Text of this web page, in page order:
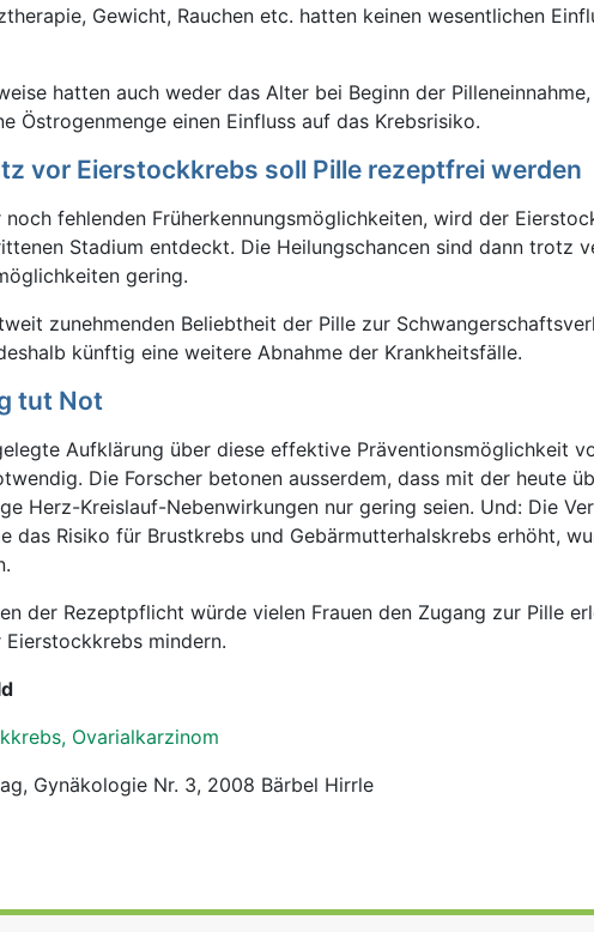
Gewicht, Rauchen etc. hatten keinen wesentlichen
hatten auch weder das Alter bei Beginn der
Östrogenmenge einen Einfluss auf das Krebsrisiko.
vor Eierstockkrebs soll Pille rezeptfrei werden
noch fehlenden Früherkennungsmöglichkeiten, wird der
Stadium entdeckt. Die Heilungschancen sind dann trotz
gering.
zunehmenden Beliebtheit der Pille zur
künftig eine weitere Abnahme der Krankheitsfälle.
tut Not
Aufklärung über diese effektive Präventionsmöglichkeit
Die Forscher betonen ausserdem, dass mit der heute
Herz-Kreislauf-Nebenwirkungen nur gering seien. Und: Die
das Risiko für Brustkrebs und Gebärmutterhalskrebs erhöht,
der Rezeptpflicht würde vielen Frauen den Zugang zur Pille
mindern.
Ovarialkarzinom
Gynäkologie Nr. 3, 2008 Bärbel Hirrle